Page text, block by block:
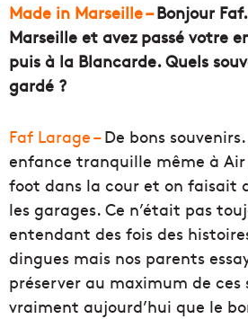
Made in Marseille –Bonjour
Marseille et avez passé votre
puis à la Blancarde. Quels
gardé ?
Faf Larage –De bons souvenirs.
enfance tranquille même à
foot dans la cour et on faisait
les garages. Ce n’était pas
entendant des fois des
dingues mais nos parents
préserver au maximum de ces
vraiment aujourd’hui que le